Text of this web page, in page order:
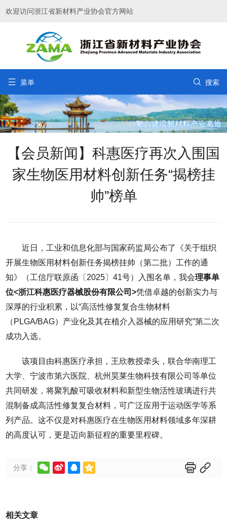
欢迎访问浙江省新材料产业协会官方网站
 菜单  搜索
【会员新闻】科惠医疗再次入围国
家生物医用材料创新任务“揭榜挂
帅”榜单
近日，工业和信息化部与国家药监局公布了《关于组织
开展生物医用材料创新任务揭榜挂帅（第二批）工作的通
知》（工信厅联原函〔2025〕41号）入围名单，我会理事单
位<浙江科惠医疗器械股份有限公司>凭借卓越的创新实力与
深厚的行业积累，以“高活性修复复合生物材料
（PLGA/BAG）产业化及其在植介入器械的应用研究”第二次
成功入选。
该项目由科惠医疗承担，王欣教授牵头，联合华南理工
大学、宁波市第六医院、杭州昊莱生物科技有限公司等单位
共同研发，将聚乳酸可吸收材料和新型生物活性玻璃进行共
混制备成高活性修复复合材料，可广泛应用于运动医学等系
列产品。这不仅是对科惠医疗在生物医用材料领域多年深耕
的高度认可，更是迈向新征程的重要里程碑。
分享：      
相关文章